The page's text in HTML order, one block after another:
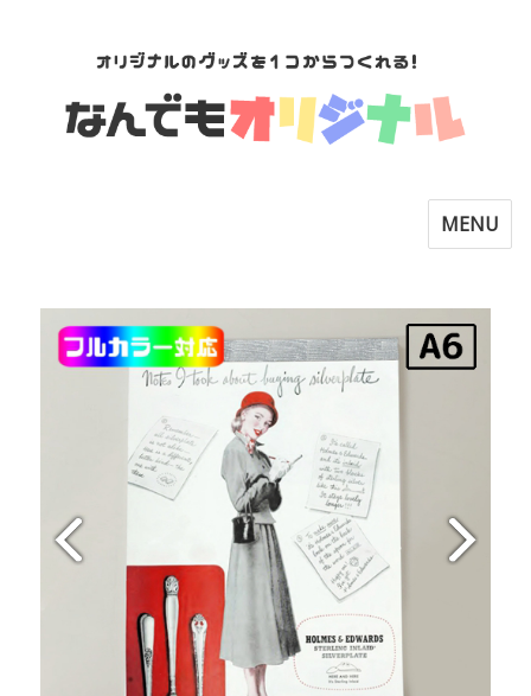
Toggle
MENU